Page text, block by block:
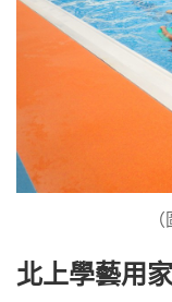
北上學藝用